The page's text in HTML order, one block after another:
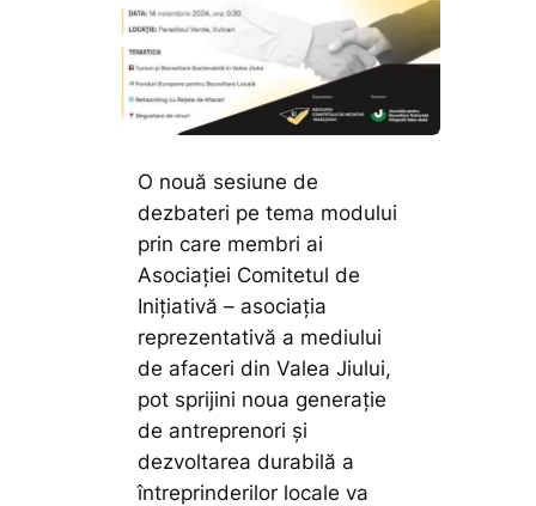
O nouă sesiune de
dezbateri pe tema modului
prin care membri ai
Asociației Comitetul de
Inițiativă – asociația
reprezentativă a mediului
de afaceri din Valea Jiului,
pot sprijini noua generație
de antreprenori și
dezvoltarea durabilă a
întreprinderilor locale va